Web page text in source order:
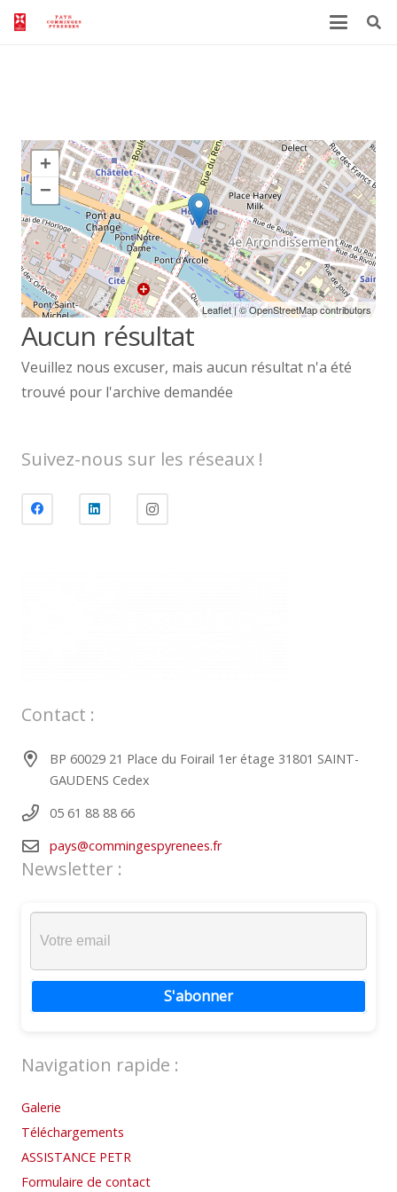
+
−
Leaflet| ©OpenStreetMapcontributors
Aucun résultat
Veuillez nous excuser, mais aucun résultat n'a été
trouvé pour l'archive demandée
Suivez-nous sur les réseaux !
Contact :
BP 60029 21 Place du Foirail 1er étage 31801 SAINT-
GAUDENS Cedex
05 61 88 88 66
pays@commingespyrenees.fr
Newsletter :
S'abonner
Navigation rapide :
Galerie
Téléchargements
ASSISTANCE PETR
Formulaire de contact